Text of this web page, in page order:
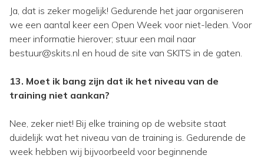
Ja, dat is zeker mogelijk! Gedurende het jaar organiseren
we een aantal keer een Open Week voor niet-leden. Voor
meer informatie hierover; stuur een mail naar
bestuur@skits.nl en houd de site van SKITS in de gaten.
13. Moet ik bang zijn dat ik het niveau van de
training niet aankan?
Nee, zeker niet! Bij elke training op de website staat
duidelijk wat het niveau van de training is. Gedurende de
week hebben wij bijvoorbeeld voor beginnende